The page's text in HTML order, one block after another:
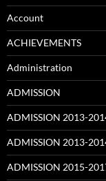
Account
ACHIEVEMENTS
Administration
ADMISSION
ADMISSION 2013-
ADMISSION 2013-
ADMISSION 2015-